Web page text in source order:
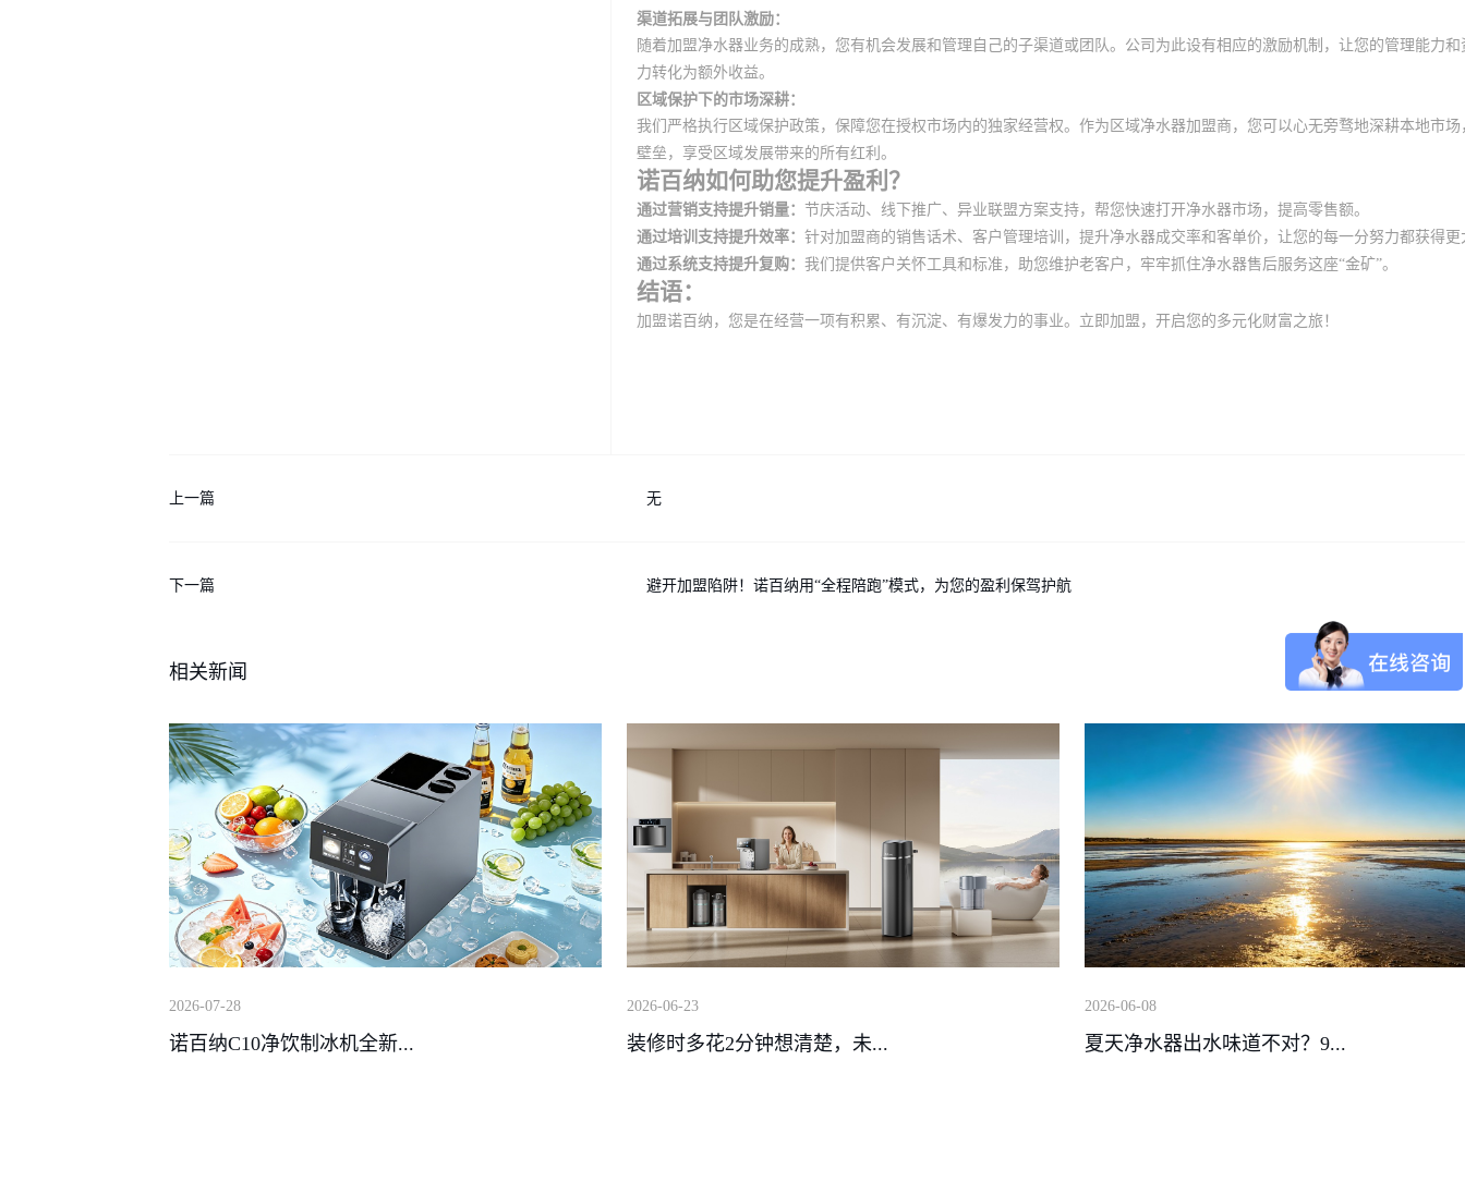
渠道拓展与团队激励：
随着加盟净水器业务的成熟，您有机会发展和管理自己的子渠道或团队。公司为此设有相应的激励机制，让您的管理能力和
力转化为额外收益。
区域保护下的市场深耕：
我们严格执行区域保护政策，保障您在授权市场内的独家经营权。作为区域净水器加盟商，您可以心无旁骛地深耕本地市场
壁垒，享受区域发展带来的所有红利。
诺百纳如何助您提升盈利？
通过营销支持提升销量： 节庆活动、线下推广、异业联盟方案支持，帮您快速打开净水器市场，提高零售额。
通过培训支持提升效率： 针对加盟商的销售话术、客户管理培训，提升净水器成交率和客单价，让您的每一分努力都获得更
通过系统支持提升复购： 我们提供客户关怀工具和标准，助您维护老客户，牢牢抓住净水器售后服务这座“金矿”。
结语：
加盟诺百纳，您是在经营一项有积累、有沉淀、有爆发力的事业。立即加盟，开启您的多元化财富之旅！
上一篇 无
下一篇 避开加盟陷阱！诺百纳用“全程陪跑”模式，为您的盈利保驾护航
相关新闻
2026-07-28
诺百纳C10净饮制冰机全新...
2026-06-23
装修时多花2分钟想清楚，未...
2026-06-08
夏天净水器出水味道不对？9...